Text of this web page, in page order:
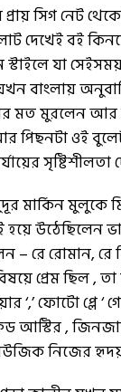
প্রায় সিগ নেট
দেখেই বই
স্টাইলে যা
বাংলায়
মত মুরলেন আর
পিছনটা ওই
সৃষ্টিশীলতা
মার্কিন মুলুকে
হয়ে উঠেছিলেন
– রে রোমান,
প্রেম ছিল ,
‘,’ ফোটো প্লে ‘
আস্টির ,
নিজের